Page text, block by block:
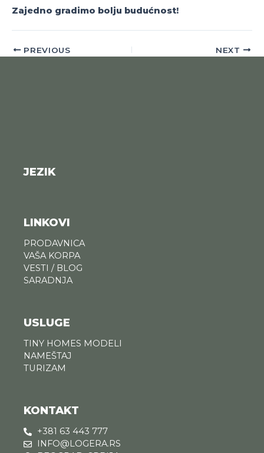
Zajedno gradimo bolju budućnost!
PREVIOUS NEXT
JEZIK
LINKOVI
PRODAVNICA
VAŠA KORPA
VESTI / BLOG
SARADNJA
USLUGE
TINY HOMES MODELI
NAMEŠTAJ
TURIZAM
KONTAKT
+381 63 443 777
INFO@LOGERA.RS